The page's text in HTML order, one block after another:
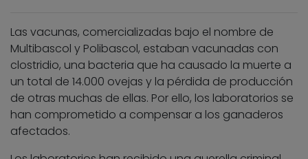
Las vacunas, comercializadas bajo el nombre de
Multibascol y Polibascol, estaban vacunadas con
clostridio, una bacteria que ha causado la muerte a
un total de 14.000 ovejas y la pérdida de producción
de otras muchas de ellas. Por ello, los laboratorios se
han comprometido a compensar a los ganaderos
afectados.